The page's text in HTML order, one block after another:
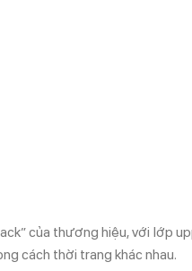
của thương hiệu, với lớp
cách thời trang khác nhau.